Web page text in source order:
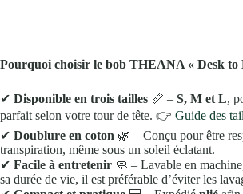
Pourquoi choisir le bob THEANA « Desk to
✔ Disponible en trois tailles 📏 – S, M et L,
parfait selon votre tour de tête. 👉 Guide des
✔ Doublure en coton 🌿 – Conçu pour être
transpiration, même sous un soleil éclatant.
✔ Facile à entretenir 🧼 – Lavable en
sa durée de vie, il est préférable d’éviter les